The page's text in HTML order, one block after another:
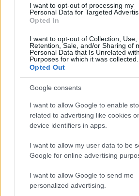
I want to opt-out of processing my
Personal Data for Targeted
Opted In
I want to opt-out of Collection, Use,
Retention, Sale, and/or Sharing of
Personal Data that Is Unrelated
Purposes for which it was collected.
Opted Out
Google consents
I want to allow Google to enable
related to advertising like cookies
device identifiers in apps.
I want to allow my user data to be
Google for online advertising
I want to allow Google to send me
personalized advertising.
Uniós források: íme a
pénzek érkezéséhez még
ELEMZÉSEK 2026. júl. 20.
Minden idők
gyorsmérleg
HÍREK